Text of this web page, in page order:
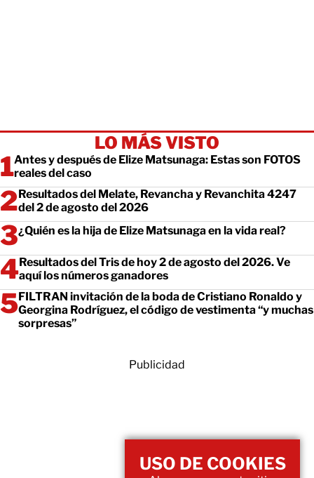
LO MÁS VISTO
Antes y después de Elize Matsunaga: Estas son FOTOS
reales del caso
Resultados del Melate, Revancha y Revanchita 4247
del 2 de agosto del 2026
¿Quién es la hija de Elize Matsunaga en la vida real?
Resultados del Tris de hoy 2 de agosto del 2026. Ve
aquí los números ganadores
FILTRAN invitación de la boda de Cristiano Ronaldo y
Georgina Rodríguez, el código de vestimenta “y muchas
sorpresas”
Publicidad
USO DE COOKIES